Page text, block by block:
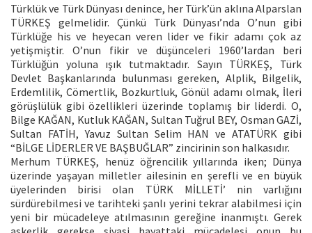
Türklük ve Türk Dünyası denince, her Türk’ün aklına Alparslan
TÜRKEŞ gelmelidir. Çünkü Türk Dünyası’nda O’nun gibi
Türklüğe his ve heyecan veren lider ve fikir adamı çok az
yetişmiştir. O’nun fikir ve düşünceleri 1960’lardan beri
Türklüğün yoluna ışık tutmaktadır. Sayın TÜRKEŞ, Türk
Devlet Başkanlarında bulunması gereken, Alplik, Bilgelik,
Erdemlilik, Cömertlik, Bozkurtluk, Gönül adamı olmak, İleri
görüşlülük gibi özellikleri üzerinde toplamış bir liderdi. O,
Bilge KAĞAN, Kutluk KAĞAN, Sultan Tuğrul BEY, Osman GAZİ,
Sultan FATİH, Yavuz Sultan Selim HAN ve ATATÜRK gibi
“BİLGE LİDERLER VE BAŞBUĞLAR” zincirinin son halkasıdır.
Merhum TÜRKEŞ, henüz öğrencilik yıllarında iken; Dünya
üzerinde yaşayan milletler ailesinin en şerefli ve en büyük
üyelerinden birisi olan TÜRK MİLLETİ’ nin varlığını
sürdürebilmesi ve tarihteki şanlı yerini tekrar alabilmesi için
yeni bir mücadeleye atılmasının gereğine inanmıştı. Gerek